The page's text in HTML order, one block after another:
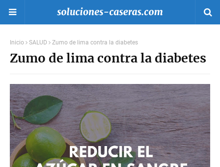
Inicio SALUD Zumo de lima contra la diabetes
Zumo de lima contra la diabetes